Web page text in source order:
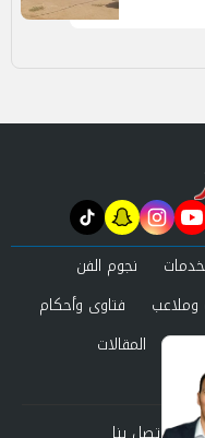
youtube
instagram
snapchat
tiktok
نجوم الفن
وملاعب
فتاوى وأحكام
المقالات